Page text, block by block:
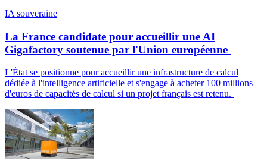
IA souveraine
La France candidate pour accueillir une AI
Gigafactory soutenue par l'Union européenne
L'État se positionne pour accueillir une infrastructure de calcul
dédiée à l'intelligence artificielle et s'engage à acheter 100 millions
d'euros de capacités de calcul si un projet français est retenu.